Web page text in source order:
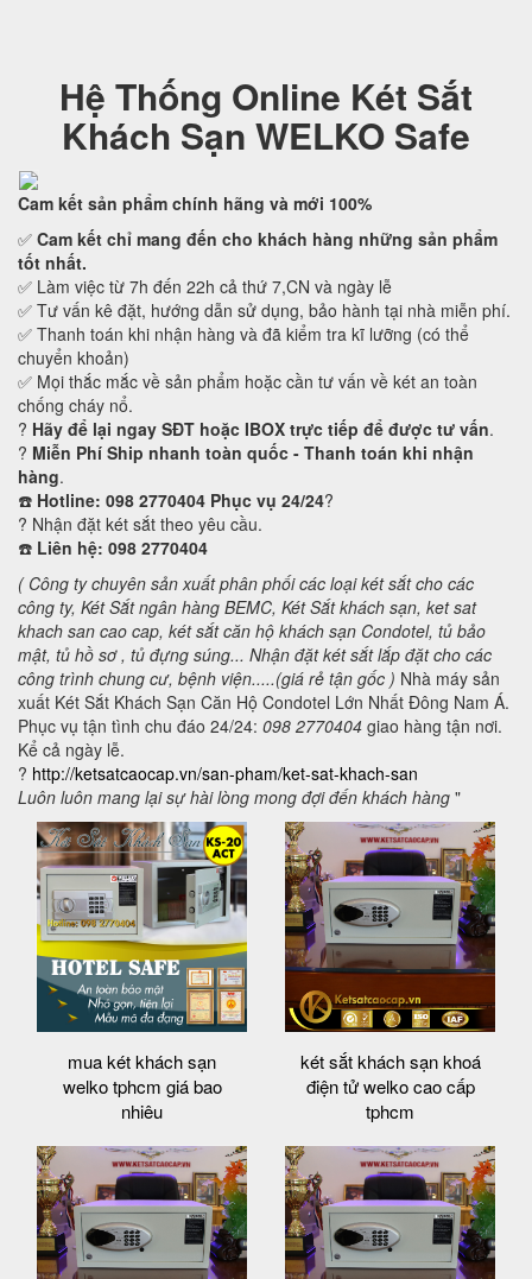
Hệ Thống Online Két Sắt
Khách Sạn WELKO Safe
Cam kết sản phẩm chính hãng và mới 100%
✅ Cam kết chỉ mang đến cho khách hàng những sản phẩm
tốt nhất.
✅ Làm việc từ 7h đến 22h cả thứ 7,CN và ngày lễ
✅ Tư vấn kê đặt, hướng dẫn sử dụng, bảo hành tại nhà miễn phí.
✅ Thanh toán khi nhận hàng và đã kiểm tra kĩ lưỡng (có thể
chuyển khoản)
✅ Mọi thắc mắc về sản phẩm hoặc cần tư vấn về két an toàn
chống cháy nổ.
? Hãy để lại ngay SĐT hoặc IBOX trực tiếp để được tư vấn.
? Miễn Phí Ship nhanh toàn quốc - Thanh toán khi nhận
hàng.
☎️ Hotline: 098 2770404 Phục vụ 24/24?
? Nhận đặt két sắt theo yêu cầu.
☎️ Liên hệ: 098 2770404
( Công ty chuyên sản xuất phân phối các loại két sắt cho các
công ty, Két Sắt ngân hàng BEMC, Két Sắt khách sạn, ket sat
khach san cao cap, két sắt căn hộ khách sạn Condotel, tủ bảo
mật, tủ hồ sơ , tủ đựng súng... Nhận đặt két sắt lắp đặt cho các
công trình chung cư, bệnh viện.....(giá rẻ tận gốc ) Nhà máy sản
xuất Két Sắt Khách Sạn Căn Hộ Condotel Lớn Nhất Đông Nam Á.
Phục vụ tận tình chu đáo 24/24: 098 2770404 giao hàng tận nơi.
Kể cả ngày lễ.
? http://ketsatcaocap.vn/san-pham/ket-sat-khach-san
Luôn luôn mang lại sự hài lòng mong đợi đến khách hàng "
mua két khách sạn
welko tphcm giá bao
nhiêu
két sắt khách sạn khoá
điện tử welko cao cấp
tphcm